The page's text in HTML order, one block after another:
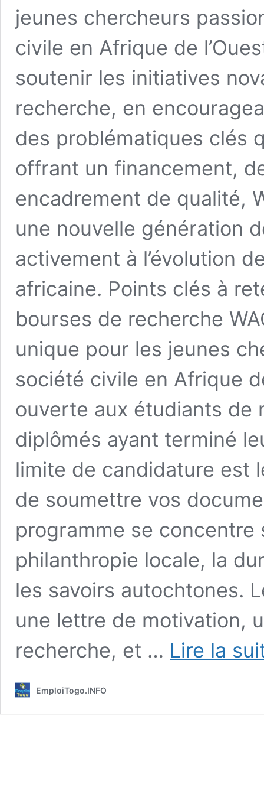
jeunes chercheurs
civile en Afrique de
soutenir les initiatives
recherche, en
des problématiques clés
offrant un financement,
encadrement de qualité,
une nouvelle génération
activement à l’évolution
africaine. Points clés à
bourses de recherche
unique pour les jeunes
société civile en Afrique
ouverte aux étudiants de
diplômés ayant terminé
limite de candidature est
de soumettre vos
programme se
philanthropie locale, la
les savoirs autochtones.
une lettre de motivation,
recherche, et … Lire la
EmploiTogo.INFO